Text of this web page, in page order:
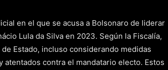
en el que se acusa a Bolsonaro de liderar
Lula da Silva en 2023. Según la Fiscalía,
Estado, incluso considerando medidas
contra el mandatario electo. Estos